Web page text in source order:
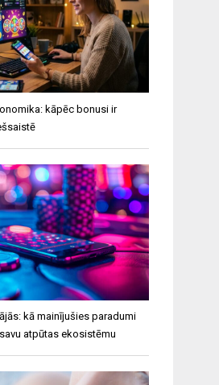
kāpēc bonusi ir
kā mainījušies paradumi
atpūtas ekosistēmu